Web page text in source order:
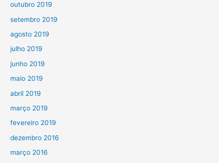
outubro 2019
setembro 2019
agosto 2019
julho 2019
junho 2019
maio 2019
abril 2019
março 2019
fevereiro 2019
dezembro 2016
março 2016